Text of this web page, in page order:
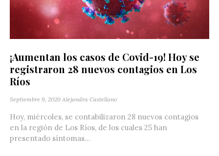
¡Aumentan los casos de Covid-19! Hoy se
registraron 28 nuevos contagios en Los
Ríos
Septiembre 9, 2020 Alejandra Castellano
Hoy, miércoles, se contabilizaron 28 nuevos contagios
en la región de Los Ríos, de los cuales 25 han
presentado síntomas...